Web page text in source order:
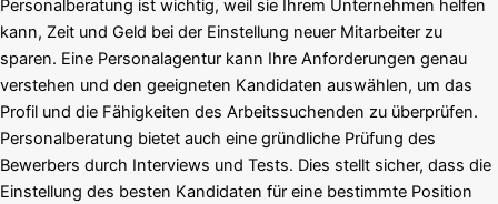
Personalberatung ist wichtig, weil sie Ihrem Unternehmen helfen
kann, Zeit und Geld bei der Einstellung neuer Mitarbeiter zu
sparen. Eine Personalagentur kann Ihre Anforderungen genau
verstehen und den geeigneten Kandidaten auswählen, um das
Profil und die Fähigkeiten des Arbeitssuchenden zu überprüfen.
Personalberatung bietet auch eine gründliche Prüfung des
Bewerbers durch Interviews und Tests. Dies stellt sicher, dass die
Einstellung des besten Kandidaten für eine bestimmte Position